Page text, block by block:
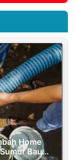
Home
Bau